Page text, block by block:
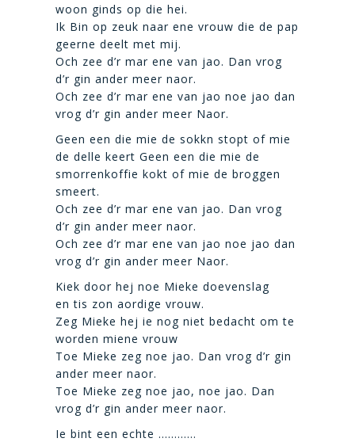
woon ginds op die hei.
Ik Bin op zeuk naar ene vrouw die de pap
geerne deelt met mij.
Och zee d’r mar ene van jao. Dan vrog
d’r gin ander meer naor.
Och zee d’r mar ene van jao noe jao dan
vrog d’r gin ander meer Naor.
Geen een die mie de sokkn stopt of mie
de delle keert Geen een die mie de
smorrenkoffie kokt of mie de broggen
smeert.
Och zee d’r mar ene van jao. Dan vrog
d’r gin ander meer naor.
Och zee d’r mar ene van jao noe jao dan
vrog d’r gin ander meer Naor.
Kiek door hej noe Mieke doevenslag
en tis zon aordige vrouw.
Zeg Mieke hej ie nog niet bedacht om te
worden miene vrouw
Toe Mieke zeg noe jao. Dan vrog d’r gin
ander meer naor.
Toe Mieke zeg noe jao, noe jao. Dan
vrog d’r gin ander meer naor.
Ie bint een echte …………